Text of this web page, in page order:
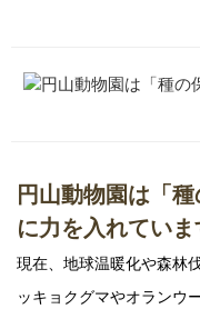
円山動物園は「種
に力を入れていま
現在、地球温暖化や森林
ッキョクグマやオランウ